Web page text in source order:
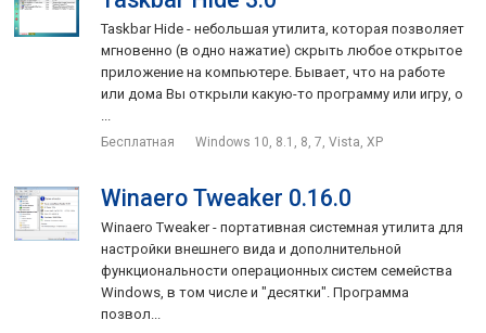
Taskbar Hide - небольшая утилита, которая позволяет
мгновенно (в одно нажатие) скрыть любое открытое
приложение на компьютере. Бывает, что на работе
или дома Вы открыли какую-то программу или игру, о
Бесплатная Windows 10, 8.1, 8, 7, Vista, XP
Winaero Tweaker 0.16.0
Winaero Tweaker - портативная системная утилита для
настройки внешнего вида и дополнительной
функциональности операционных систем семейства
Windows, в том числе и "десятки". Программа
позвол...